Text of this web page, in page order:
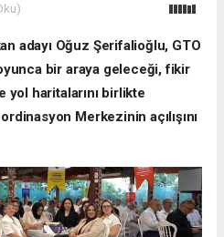
adayı Oğuz Şerifalioğlu, GTO
bir araya geleceği, fikir
yol haritalarını birlikte
Merkezinin açılışını